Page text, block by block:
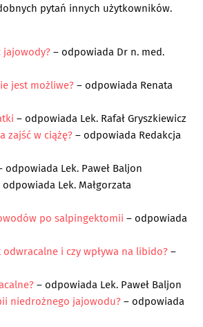
pytań innych użytkowników.
jajowody?– odpowiada Dr n. med.
jest możliwe?– odpowiada Renata
– odpowiada Lek. Rafał Gryszkiewicz
zajść w ciążę?– odpowiada Redakcja
odpowiada Lek. Paweł Baljon
odpowiada Lek. Małgorzata
po salpingektomii – odpowiada
i czy wpływa na libido?–
– odpowiada Lek. Paweł Baljon
niedrożnego jajowodu?– odpowiada